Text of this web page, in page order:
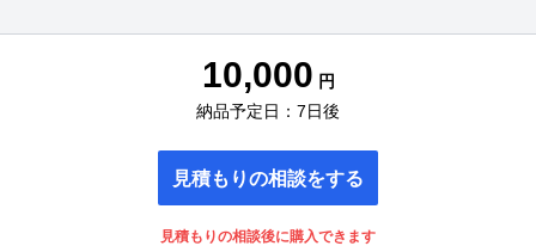
10,000 円
納品予定日：7日後
見積もりの相談をする
見積もりの相談後に購入できます